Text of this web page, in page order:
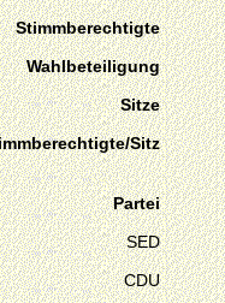
Stimmberechtigte
Wahlbeteiligung
Sitze
Sitz
Partei
SED
CDU